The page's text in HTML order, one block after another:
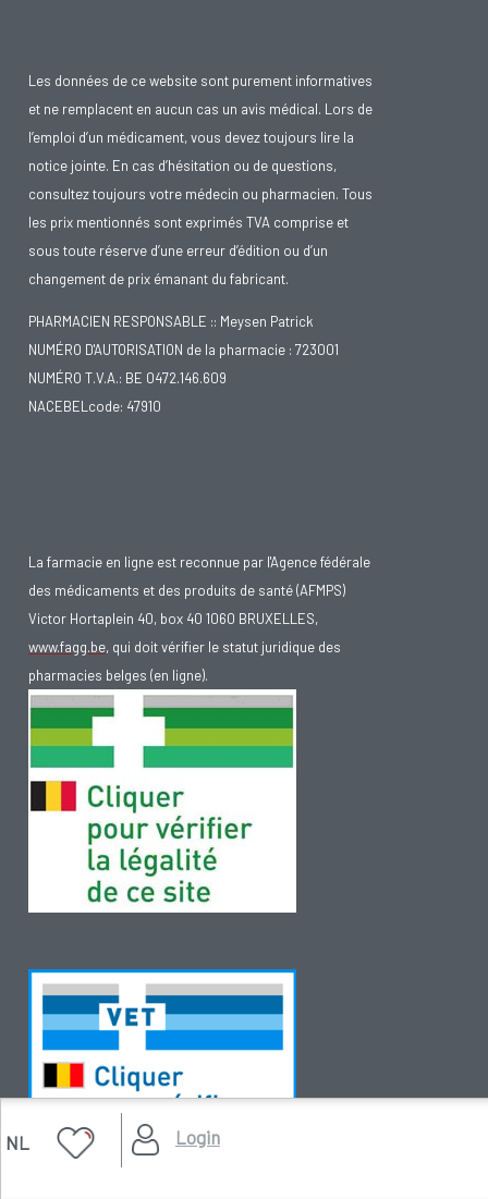
NL Login
Les données de ce website sont purement informatives
et ne remplacent en aucun cas un avis médical. Lors de
l’emploi d’un médicament, vous devez toujours lire la
notice jointe. En cas d’hésitation ou de questions,
consultez toujours votre médecin ou pharmacien. Tous
les prix mentionnés sont exprimés TVA comprise et
sous toute réserve d’une erreur d’édition ou d’un
changement de prix émanant du fabricant.
PHARMACIEN RESPONSABLE :: Meysen Patrick
NUMÉRO D'AUTORISATION de la pharmacie : 723001
NUMÉRO T.V.A.: BE 0472.146.609
NACEBELcode: 47910
La farmacie en ligne est reconnue par l'Agence fédérale
des médicaments et des produits de santé (AFMPS)
Victor Hortaplein 40, box 40 1060 BRUXELLES,
www.fagg.be, qui doit vérifier le statut juridique des
pharmacies belges (en ligne).